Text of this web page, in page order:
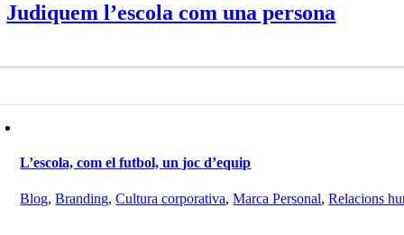
Judiquem l’escola com una persona
L’escola, com el futbol, un joc d’equip
Blog,Branding,Cultura corporativa,Marca Personal,Relacions